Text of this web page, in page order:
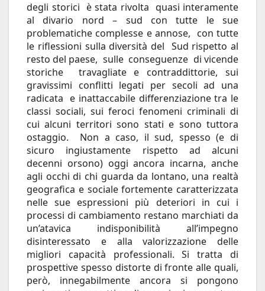
degli storici è stata rivolta quasi interamente
al divario nord – sud con tutte le sue
problematiche complesse e annose, con tutte
le riflessioni sulla diversità del Sud rispetto al
resto del paese, sulle conseguenze di vicende
storiche travagliate e contraddittorie, sui
gravissimi conflitti legati per secoli ad una
radicata e inattaccabile differenziazione tra le
classi sociali, sui feroci fenomeni criminali di
cui alcuni territori sono stati e sono tuttora
ostaggio. Non a caso, il sud, spesso (e di
sicuro ingiustamente rispetto ad alcuni
decenni orsono) oggi ancora incarna, anche
agli occhi di chi guarda da lontano, una realtà
geografica e sociale fortemente caratterizzata
nelle sue espressioni più deteriori in cui i
processi di cambiamento restano marchiati da
un’atavica indisponibilità all’impegno
disinteressato e alla valorizzazione delle
migliori capacità professionali. Si tratta di
prospettive spesso distorte di fronte alle quali,
però, innegabilmente ancora si pongono